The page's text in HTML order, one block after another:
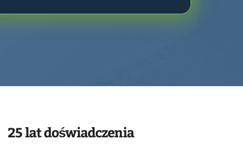
25 lat doświadczenia